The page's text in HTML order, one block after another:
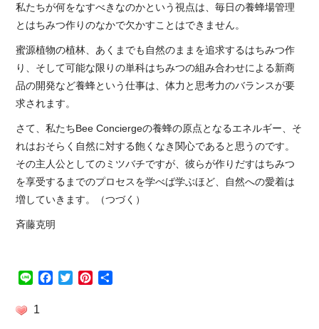
私たちが何をなすべきなのかという視点は、毎日の養蜂場管理
とはちみつ作りのなかで欠かすことはできません。
蜜源植物の植林、あくまでも自然のままを追求するはちみつ作
り、そして可能な限りの単科はちみつの組み合わせによる新商
品の開発など養蜂という仕事は、体力と思考力のバランスが要
求されます。
さて、私たちBee Conciergeの養蜂の原点となるエネルギー、そ
れはおそらく自然に対する飽くなき関心であると思うのです。
その主人公としてのミツバチですが、彼らが作りだすはちみつ
を享受するまでのプロセスを学べば学ぶほど、自然への愛着は
増していきます。（つづく）
斉藤克明
Line Facebook
TwitterPinterest
1